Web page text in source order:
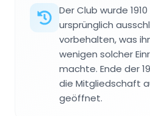
Der Club wurde
ursprünglich
vorbehalten, was
wenigen solcher
machte. Ende der
die Mitgliedschaft
geöffnet.